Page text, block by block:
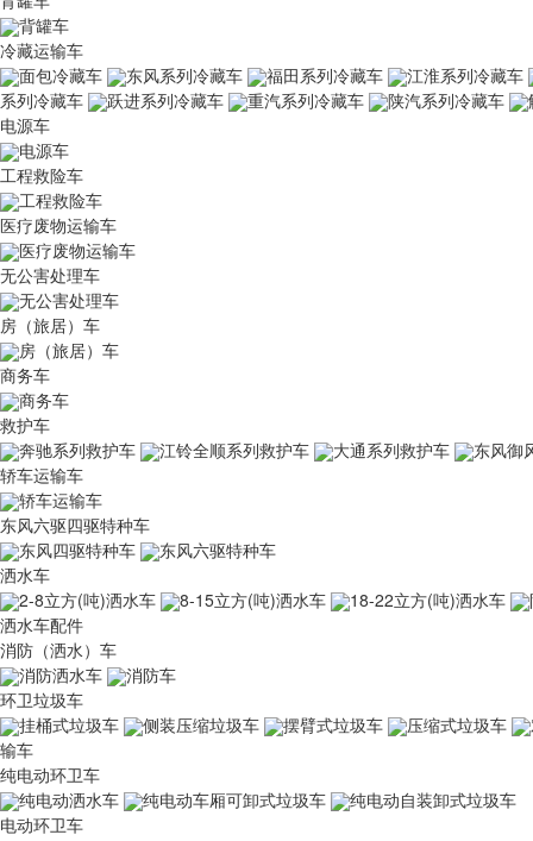
背罐车
冷藏运输车
面包冷藏车
东风系列冷藏车 福田系列冷藏车
江淮系列冷藏车
系列冷藏车
跃进系列冷藏车 重汽系列冷藏车 陕汽系列冷藏车
电源车
电源车
工程救险车
工程救险车
医疗废物运输车
医疗废物运输车
无公害处理车
无公害处理车
房（旅居）车
房（旅居）车
商务车
商务车
救护车
奔驰系列救护车
江铃全顺系列救护车 大通系列救护车
东风御
轿车运输车
轿车运输车
东风六驱四驱特种车
东风四驱特种车
东风六驱特种车
洒水车
2-8立方(吨)洒水车
8-15立方(吨)洒水车 18-22立方(吨)洒水车
洒水车配件
消防（洒水）车
消防洒水车
消防车
环卫垃圾车
挂桶式垃圾车
侧装压缩垃圾车 摆臂式垃圾车 压缩式垃圾车
输车
纯电动环卫车
纯电动洒水车
纯电动车厢可卸式垃圾车
纯电动自装卸式垃圾车
电动环卫车